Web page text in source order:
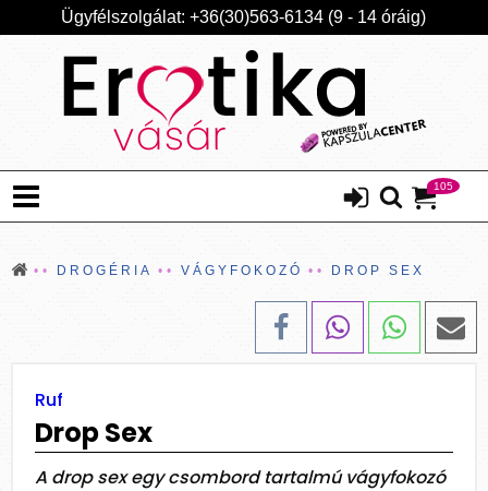
Ügyfélszolgálat: +36(30)563-6134 (9 - 14 óráig)
105
DROGÉRIA VÁGYFOKOZÓ DROP SEX
Ruf
Drop Sex
A drop sex egy csombord tartalmú vágyfokozó